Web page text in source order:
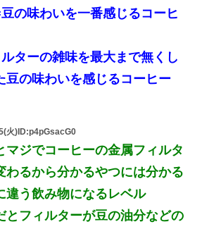
の味わいを一番感じるコーヒ
ターの雑味を最大まで無くし
豆の味わいを感じるコーヒー
火) ID:p4pGsacG0
マジでコーヒーの金属フィルタ
わるから分かるやつには分かる
違う飲み物になるレベル
とフィルターが豆の油分などの